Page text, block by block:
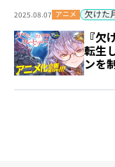
2025.08.07 アニメ 欠けた
『
転生
ンを